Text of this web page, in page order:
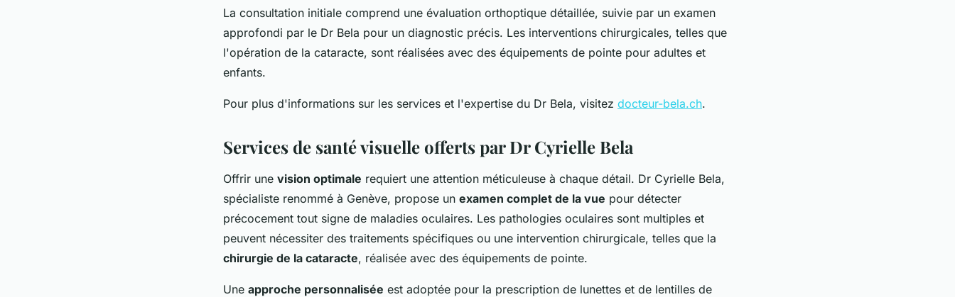
La consultation initiale comprend une évaluation orthoptique détaillée, suivie par un examen
approfondi par le Dr Bela pour un diagnostic précis. Les interventions chirurgicales, telles que
l'opération de la cataracte, sont réalisées avec des équipements de pointe pour adultes et
enfants.
Pour plus d'informations sur les services et l'expertise du Dr Bela, visitez docteur-bela.ch.
Services de santé visuelle offerts par Dr Cyrielle Bela
Offrir une vision optimale requiert une attention méticuleuse à chaque détail. Dr Cyrielle Bela,
spécialiste renommé à Genève, propose un examen complet de la vue pour détecter
précocement tout signe de maladies oculaires. Les pathologies oculaires sont multiples et
peuvent nécessiter des traitements spécifiques ou une intervention chirurgicale, telles que la
chirurgie de la cataracte, réalisée avec des équipements de pointe.
Une approche personnalisée est adoptée pour la prescription de lunettes et de lentilles de